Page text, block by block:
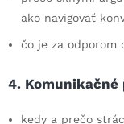
ako navigovať
čo je za odporom
4. Komunikačné
kedy a prečo